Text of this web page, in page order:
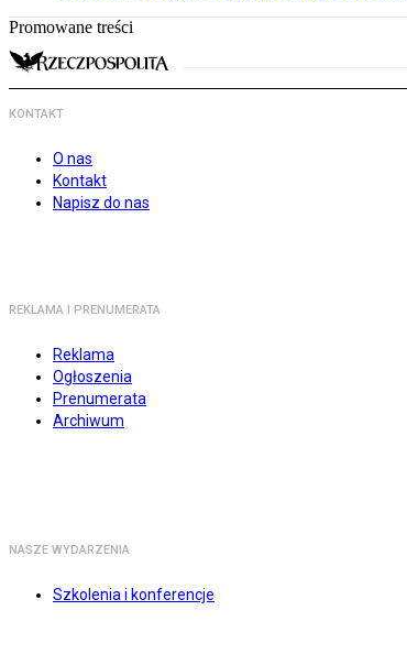
Promowane treści
KONTAKT
O nas
Kontakt
Napisz do nas
REKLAMA I PRENUMERATA
Reklama
Ogłoszenia
Prenumerata
Archiwum
NASZE WYDARZENIA
Szkolenia i konferencje